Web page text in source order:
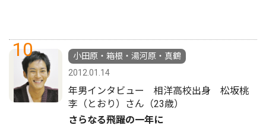
10
小田原・箱根・湯河原・真鶴
2012.01.14
年男インタビュー 相洋高校出身 松坂桃
李（とおり）さん（23歳）
さらなる飛躍の一年に